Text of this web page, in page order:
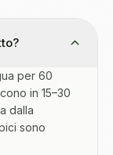
per 60
in 15–30
dalla
sono